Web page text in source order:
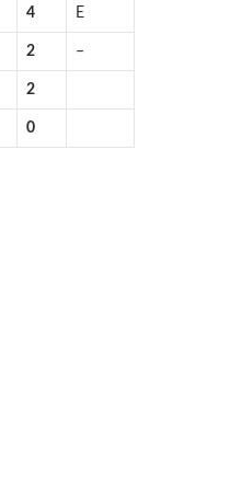
4 E
2 –
2
0